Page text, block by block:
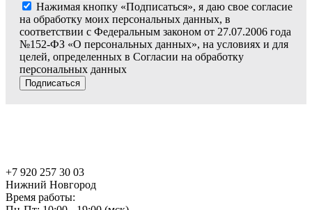
Нажимая кнопку «Подписаться», я даю свое согласие
на обработку моих персональных данных, в
соответствии с Федеральным законом от 27.07.2006 года
№152-ФЗ «О персональных данных», на условиях и для
целей, определенных в Согласии на обработку
персональных данных
Подписаться
+7 920 257 30 03
Нижний Новгород
Время работы: